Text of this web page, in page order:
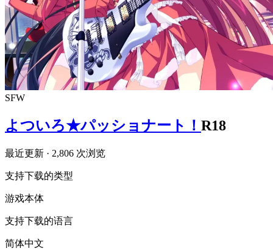
SFW
よついろ★パッショナート！ R18
最近更新 · 2,806 次浏览
支持下载的类型
游戏本体
支持下载的语言
简体中文